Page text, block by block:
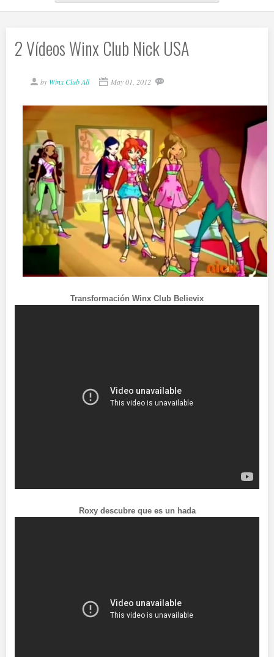
2 Vídeos Winx Club Nick USA
by Winx Club All May 01, 2012
Transformación Winx Club Believix
Roxy descubre que es un hada